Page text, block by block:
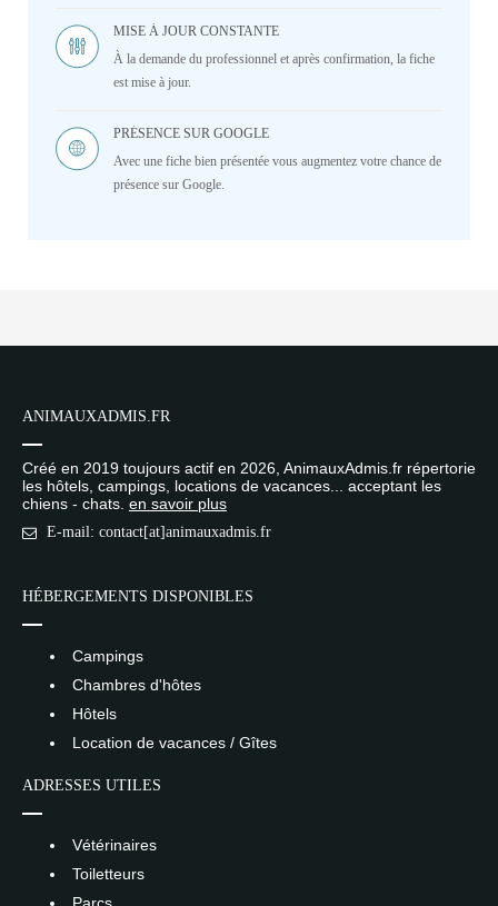
MISE À JOUR CONSTANTE
À la demande du professionnel et après confirmation, la fiche
est mise à jour.
PRÉSENCE SUR GOOGLE
Avec une fiche bien présentée vous augmentez votre chance de
présence sur Google.
ANIMAUXADMIS.FR
Créé en 2019 toujours actif en 2026, AnimauxAdmis.fr répertorie
les hôtels, campings, locations de vacances... acceptant les
chiens - chats. en savoir plus
E-mail: contact[at]animauxadmis.fr
HÉBERGEMENTS DISPONIBLES
Campings
Chambres d'hôtes
Hôtels
Location de vacances / Gîtes
ADRESSES UTILES
Vétérinaires
Toiletteurs